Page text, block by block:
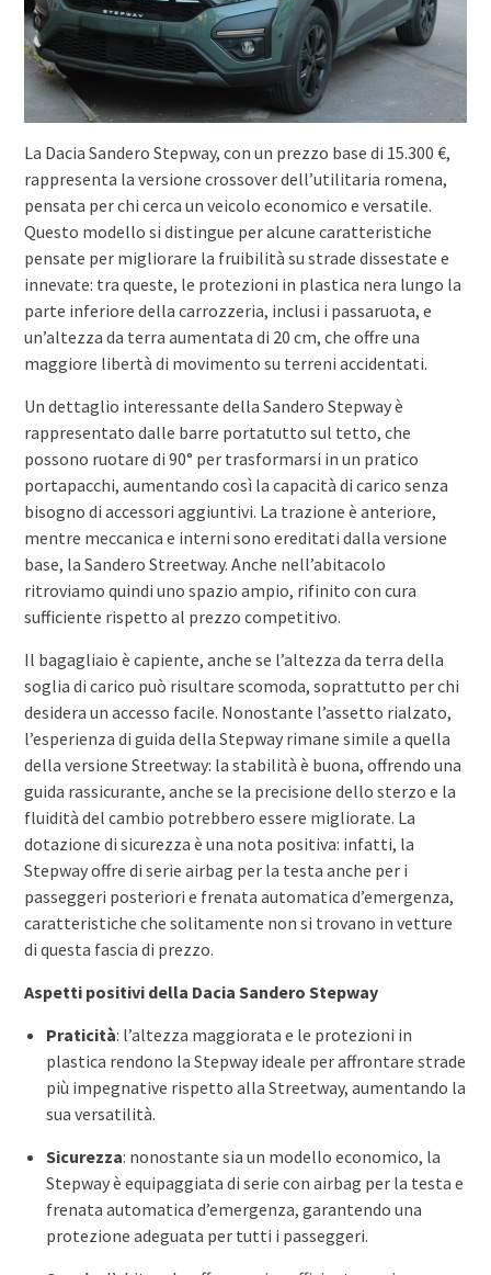
La Dacia Sandero Stepway, con un prezzo base di 15.300 €,
rappresenta la versione crossover dell’utilitaria romena,
pensata per chi cerca un veicolo economico e versatile.
Questo modello si distingue per alcune caratteristiche
pensate per migliorare la fruibilità su strade dissestate e
innevate: tra queste, le protezioni in plastica nera lungo la
parte inferiore della carrozzeria, inclusi i passaruota, e
un’altezza da terra aumentata di 20 cm, che offre una
maggiore libertà di movimento su terreni accidentati.
Un dettaglio interessante della Sandero Stepway è
rappresentato dalle barre portatutto sul tetto, che
possono ruotare di 90° per trasformarsi in un pratico
portapacchi, aumentando così la capacità di carico senza
bisogno di accessori aggiuntivi. La trazione è anteriore,
mentre meccanica e interni sono ereditati dalla versione
base, la Sandero Streetway. Anche nell’abitacolo
ritroviamo quindi uno spazio ampio, rifinito con cura
sufficiente rispetto al prezzo competitivo.
Il bagagliaio è capiente, anche se l’altezza da terra della
soglia di carico può risultare scomoda, soprattutto per chi
desidera un accesso facile. Nonostante l’assetto rialzato,
l’esperienza di guida della Stepway rimane simile a quella
della versione Streetway: la stabilità è buona, offrendo una
guida rassicurante, anche se la precisione dello sterzo e la
fluidità del cambio potrebbero essere migliorate. La
dotazione di sicurezza è una nota positiva: infatti, la
Stepway offre di serie airbag per la testa anche per i
passeggeri posteriori e frenata automatica d’emergenza,
caratteristiche che solitamente non si trovano in vetture
di questa fascia di prezzo.
Aspetti positivi della Dacia Sandero Stepway
Praticità: l’altezza maggiorata e le protezioni in
plastica rendono la Stepway ideale per affrontare strade
più impegnative rispetto alla Streetway, aumentando la
sua versatilità.
Sicurezza: nonostante sia un modello economico, la
Stepway è equipaggiata di serie con airbag per la testa e
frenata automatica d’emergenza, garantendo una
protezione adeguata per tutti i passeggeri.